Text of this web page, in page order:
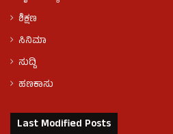
ಶಿಕ್ಷಣ
ಸಿನಿಮಾ
ಸುದ್ದಿ
ಹಣಕಾಸು
Last Modified Posts